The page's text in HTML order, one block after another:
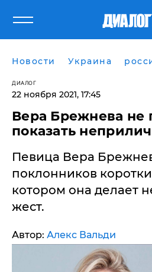
Новости Украина
ДИАЛОГ
22 ноября 2021, 17:45
Вера Брежнева не
показать
Певица Вера
поклонников
котором она делает
жест.
Автор: Алекс Вальди